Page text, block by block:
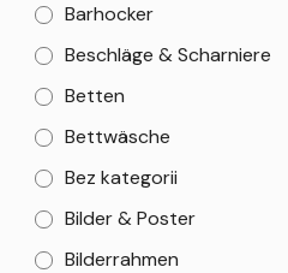
Barhocker
Beschläge & Scharniere
Betten
Bettwäsche
Bez kategorii
Bilder & Poster
Bilderrahmen